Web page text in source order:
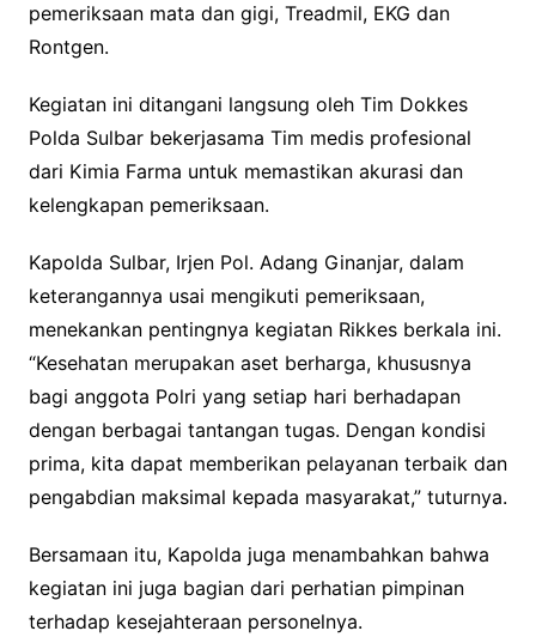
pemeriksaan mata dan gigi, Treadmil, EKG dan
Rontgen.
Kegiatan ini ditangani langsung oleh Tim Dokkes
Polda Sulbar bekerjasama Tim medis profesional
dari Kimia Farma untuk memastikan akurasi dan
kelengkapan pemeriksaan.
Kapolda Sulbar, Irjen Pol. Adang Ginanjar, dalam
keterangannya usai mengikuti pemeriksaan,
menekankan pentingnya kegiatan Rikkes berkala ini.
“Kesehatan merupakan aset berharga, khususnya
bagi anggota Polri yang setiap hari berhadapan
dengan berbagai tantangan tugas. Dengan kondisi
prima, kita dapat memberikan pelayanan terbaik dan
pengabdian maksimal kepada masyarakat,” tuturnya.
Bersamaan itu, Kapolda juga menambahkan bahwa
kegiatan ini juga bagian dari perhatian pimpinan
terhadap kesejahteraan personelnya.